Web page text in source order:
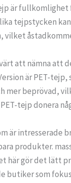
är fullkomlighet
tejpstycken
vilket
att nämna att
är PET-
mer beprövad,
tejp donera
är intresserade
produkter.
här gör det lätt
butiker som